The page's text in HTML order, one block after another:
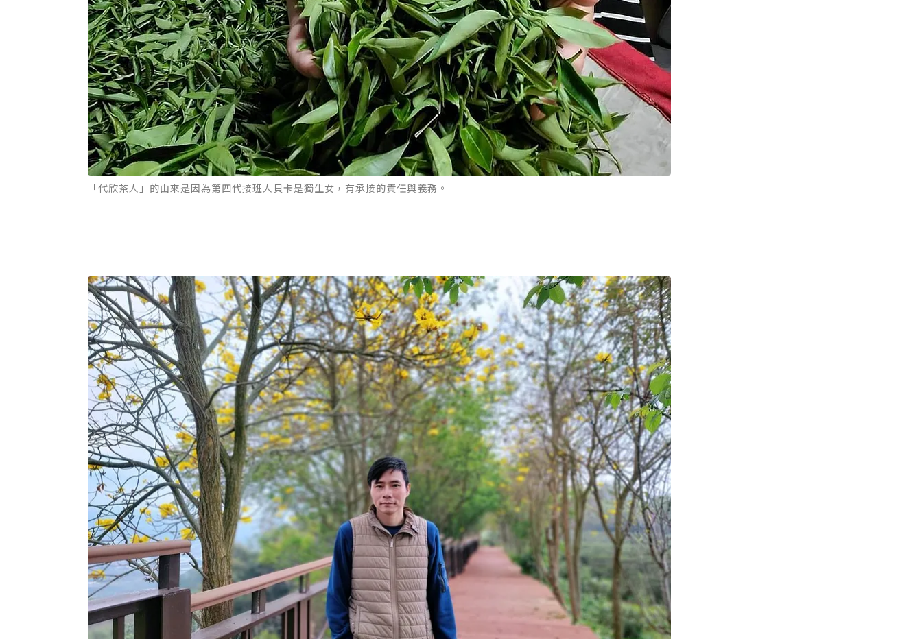
「代欣茶人」的由來是因為第四代接班人貝卡是獨生女，有承接的責任與義務。